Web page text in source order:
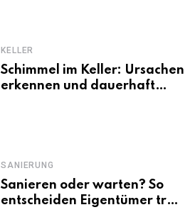
KELLER
Schimmel im Keller: Ursachen
erkennen und dauerhaft
SANIERUNG
Sanieren oder warten? So
entscheiden Eigentümer trotz